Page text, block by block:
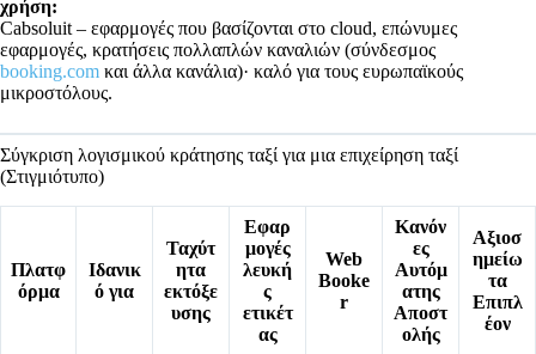
χρήση:
Cabsoluit – εφαρμογές που βασίζονται στο cloud, επώνυμες
εφαρμογές, κρατήσεις πολλαπλών καναλιών (σύνδεσμος
booking.com και άλλα κανάλια)· καλό για τους ευρωπαϊκούς
μικροστόλους.
Σύγκριση λογισμικού κράτησης ταξί για μια επιχείρηση ταξί
(Στιγμιότυπο)
Πλατφ
όρμα
Ιδανικ
ό για
Ταχύτ
ητα
εκτόξε
υσης
Εφαρ
μογές
λευκή
ς
ετικέτ
ας
Web
Booke
r
Κανόν
ες
Αυτόμ
ατης
Αποστ
ολής
Αξιοσ
ημείω
τα
Επιπλ
έον